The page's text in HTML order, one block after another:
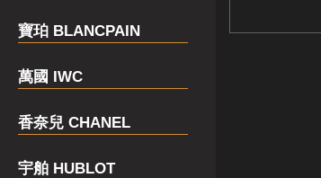
寶珀 BLANCPAIN
萬國 IWC
香奈兒 CHANEL
宇舶 HUBLOT